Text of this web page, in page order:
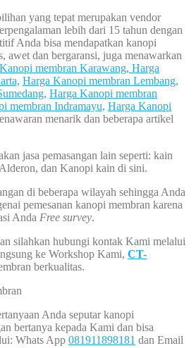
yang tepat merupakan vendor
lebih dari 15 tahun dengan
Anda bisa mendapatkan kanopi
awet dan bergaransi, juga menawarkan
membran Karawang, Harga
Harga Kanopi membran Lembang,
Harga Kanopi membran
membran Indramayu, Harga Kanopi
menarik dan beberapa artikel
jasa pemasangan lain seperti: kain
dan Kanopi kain di sini.
di beberapa wilayah sehingga Anda
pemesanan kanopi membran karena
Anda Free survey.
silahkan hubungi kontak Kami melalui
ke Workshop Kami, CT-
berkualitas.
Anda seputar kanopi
bertanya kepada Kami dan bisa
Whats App 081911898181 dan Email